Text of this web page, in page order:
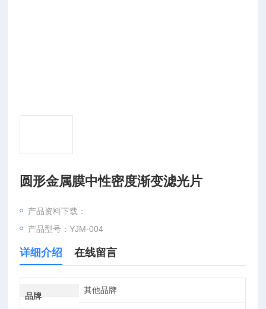
圆形金属膜中性密度渐变滤光片
产品资料下载：
产品型号：YJM-004
详细介绍 在线留言
品牌
其他品牌